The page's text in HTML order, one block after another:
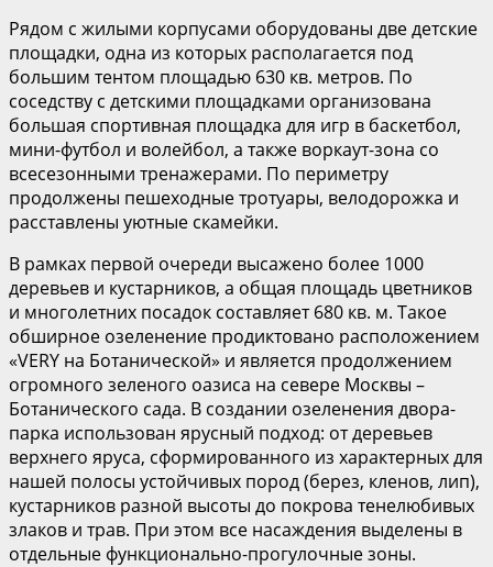
Рядом с жилыми корпусами оборудованы две детские
площадки, одна из которых располагается под
большим тентом площадью 630 кв. метров. По
соседству с детскими площадками организована
большая спортивная площадка для игр в баскетбол,
мини-футбол и волейбол, а также воркаут-зона со
всесезонными тренажерами. По периметру
продолжены пешеходные тротуары, велодорожка и
расставлены уютные скамейки.
В рамках первой очереди высажено более 1000
деревьев и кустарников, а общая площадь цветников
и многолетних посадок составляет 680 кв. м. Такое
обширное озеленение продиктовано расположением
«VERY на Ботанической» и является продолжением
огромного зеленого оазиса на севере Москвы –
Ботанического сада. В создании озеленения двора-
парка использован ярусный подход: от деревьев
верхнего яруса, сформированного из характерных для
нашей полосы устойчивых пород (берез, кленов, лип),
кустарников разной высоты до покрова тенелюбивых
злаков и трав. При этом все насаждения выделены в
отдельные функционально-прогулочные зоны.